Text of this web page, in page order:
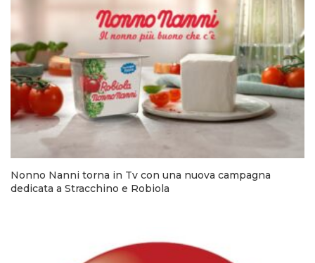
Nonno Nanni torna in Tv con una nuova campagna
dedicata a Stracchino e Robiola